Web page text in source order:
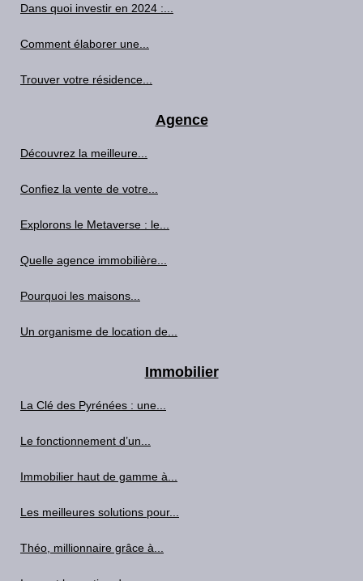
Dans quoi investir en 2024 :...
Comment élaborer une...
Trouver votre résidence...
Agence
Découvrez la meilleure...
Confiez la vente de votre...
Explorons le Metaverse : le...
Quelle agence immobilière...
Pourquoi les maisons...
Un organisme de location de...
Immobilier
La Clé des Pyrénées : une...
Le fonctionnement d’un...
Immobilier haut de gamme à...
Les meilleures solutions pour...
Théo, millionnaire grâce à...